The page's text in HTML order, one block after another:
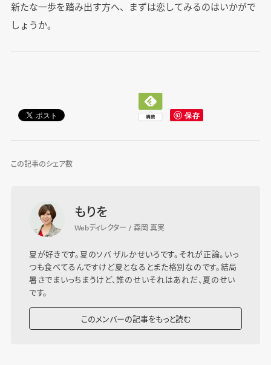
新たな一歩を踏み出す方へ、まずは恋してみるのはいかがで
しょうか。
この記事のシェア数
もりを
Webディレクター / 森岡 真実
夏が好きです。夏のソバ ザルかせいろです。それが正論。いっ
つも食べてるんですけど夏となるとまた格別なのです。結局
暑さでまいっちまうけど、誰のせいそれはあれだ、夏のせい
です。
このメンバーの記事をもっと読む